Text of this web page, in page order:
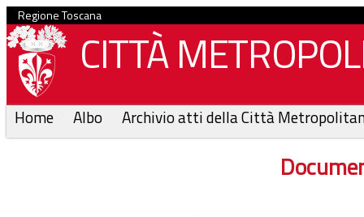
Regione Toscana
CITTÀ
Home Albo Archivio atti della Città